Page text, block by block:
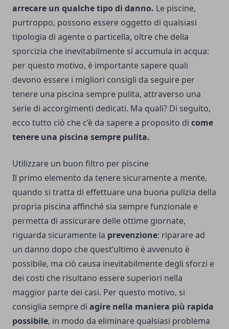
arrecare un qualche tipo di danno. Le piscine,
purtroppo, possono essere oggetto di qualsiasi
tipologia di agente o particella, oltre che della
sporcizia che inevitabilmente si accumula in acqua:
per questo motivo, è importante sapere quali
devono essere i migliori consigli da seguire per
tenere una piscina sempre pulita, attraverso una
serie di accorgimenti dedicati. Ma quali? Di seguito,
ecco tutto ciò che c’è da sapere a proposito di come
tenere una piscina sempre pulita.
Utilizzare un buon filtro per piscine
Il primo elemento da tenere sicuramente a mente,
quando si tratta di effettuare una buona pulizia della
propria piscina affinché sia sempre funzionale e
permetta di assicurare delle ottime giornate,
riguarda sicuramente la prevenzione: riparare ad
un danno dopo che quest’ultimo è avvenuto è
possibile, ma ciò causa inevitabilmente degli sforzi e
dei costi che risultano essere superiori nella
maggior parte dei casi. Per questo motivo, si
consiglia sempre di agire nella maniera più rapida
possibile, in modo da eliminare qualsiasi problema